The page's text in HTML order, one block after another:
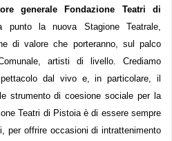
generale Fondazione Teatri di
la nuova Stagione Teatrale,
di valore che porteranno, sul palco
artisti di livello. Crediamo
dal vivo e, in particolare, il
strumento di coesione sociale per la
Teatri di Pistoia è di essere sempre
per offrire occasioni di intrattenimento